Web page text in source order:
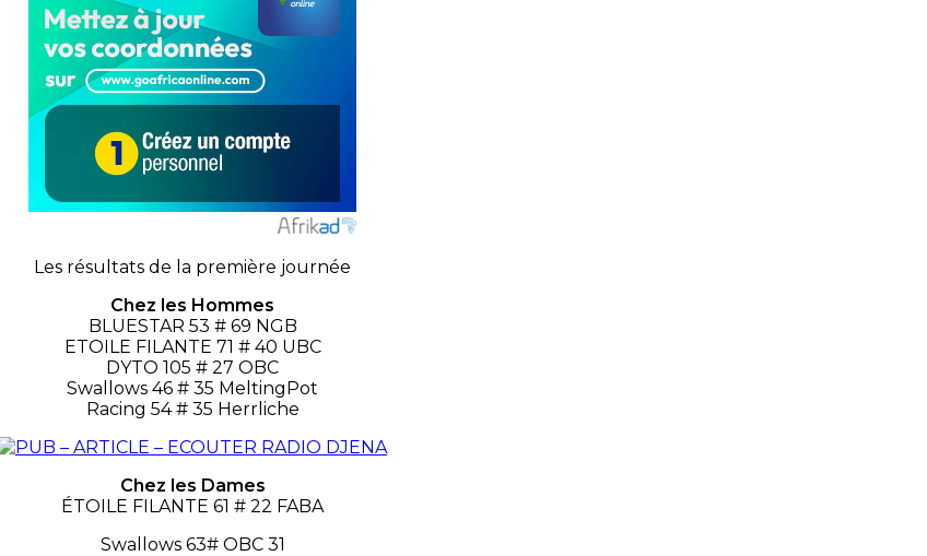
Les résultats de la première journée
Chez les Hommes
BLUESTAR 53 # 69 NGB
ETOILE FILANTE 71 # 40 UBC
DYTO 105 # 27 OBC
Swallows 46 # 35 MeltingPot
Racing 54 # 35 Herrliche
Chez les Dames
ÉTOILE FILANTE 61 # 22 FABA
Swallows 63# OBC 31